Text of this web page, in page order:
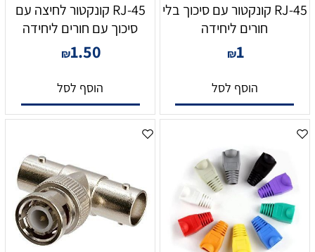
RJ-45 קונקטור עם סיכוך בלי
חורים ליחידה
₪1
הוסף לסל
RJ-45 קונקטור לחיצה עם
סיכוך עם חורים ליחידה
₪1.50
הוסף לסל